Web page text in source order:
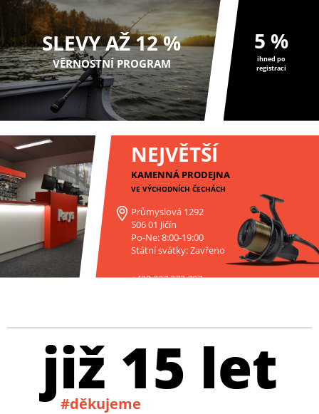
SLEVY AŽ 12 %
VĚRNOSTNÍ PROGRAM
5 %
ihned po
registraci
NEJVĚTŠÍ
KAMENNÁ PRODEJNA
VE VÝCHODNÍCH ČECHÁCH
Průmyslová 1292
506 01 Jičín
Po-Ne: 8:00-19:00
Státní svátky: Zavřeno
+420 227 272 797
již 15 let
#děkujeme